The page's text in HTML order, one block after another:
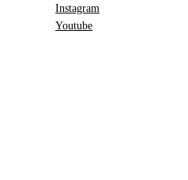
Instagram
Youtube